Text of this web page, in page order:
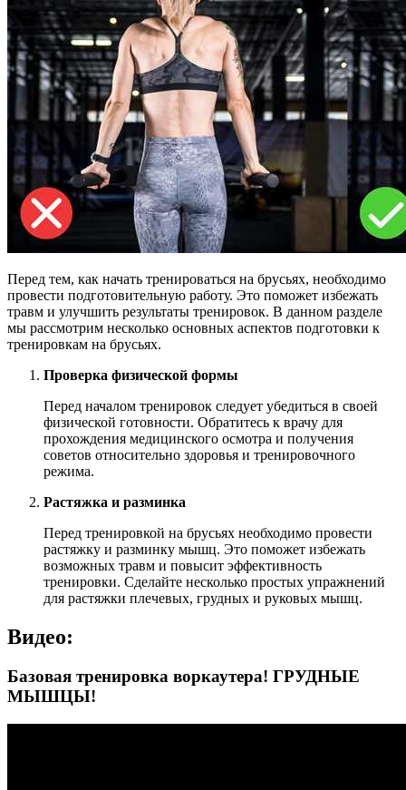
Перед тем, как начать тренироваться на брусьях, необходимо
провести подготовительную работу. Это поможет избежать
травм и улучшить результаты тренировок. В данном разделе
мы рассмотрим несколько основных аспектов подготовки к
тренировкам на брусьях.
Проверка физической формы
Перед началом тренировок следует убедиться в своей
физической готовности. Обратитесь к врачу для
прохождения медицинского осмотра и получения
советов относительно здоровья и тренировочного
режима.
Растяжка и разминка
Перед тренировкой на брусьях необходимо провести
растяжку и разминку мышц. Это поможет избежать
возможных травм и повысит эффективность
тренировки. Сделайте несколько простых упражнений
для растяжки плечевых, грудных и руковых мышц.
Видео:
Базовая тренировка воркаутера! ГРУДНЫЕ
МЫШЦЫ!